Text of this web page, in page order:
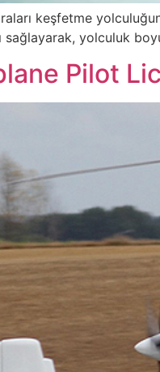
keşfetme
yolculuk
Pilot